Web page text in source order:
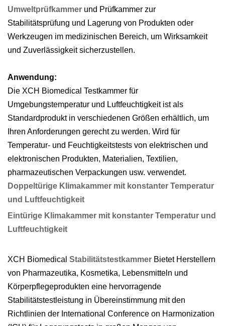
Umweltprüfkammer und Prüfkammer zur
Stabilitätsprüfung und Lagerung von Produkten oder
Werkzeugen im medizinischen Bereich, um Wirksamkeit
und Zuverlässigkeit sicherzustellen.
Anwendung:
Die XCH Biomedical Testkammer für
Umgebungstemperatur und Luftfeuchtigkeit ist als
Standardprodukt in verschiedenen Größen erhältlich, um
Ihren Anforderungen gerecht zu werden. Wird für
Temperatur- und Feuchtigkeitstests von elektrischen und
elektronischen Produkten, Materialien, Textilien,
pharmazeutischen Verpackungen usw. verwendet.
Doppeltürige Klimakammer mit konstanter Temperatur
und Luftfeuchtigkeit
Eintürige Klimakammer mit konstanter Temperatur und
Luftfeuchtigkeit
XCH Biomedical Stabilitätstestkammer Bietet Herstellern
von Pharmazeutika, Kosmetika, Lebensmitteln und
Körperpflegeprodukten eine hervorragende
Stabilitätstestleistung in Übereinstimmung mit den
Richtlinien der International Conference on Harmonization